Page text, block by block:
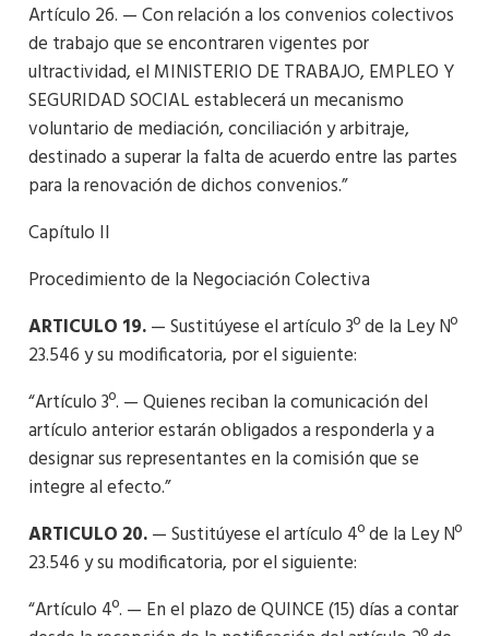
Artículo 26. — Con relación a los convenios colectivos
de trabajo que se encontraren vigentes por
ultractividad, el MINISTERIO DE TRABAJO, EMPLEO Y
SEGURIDAD SOCIAL establecerá un mecanismo
voluntario de mediación, conciliación y arbitraje,
destinado a superar la falta de acuerdo entre las partes
para la renovación de dichos convenios.”
Capítulo II
Procedimiento de la Negociación Colectiva
ARTICULO 19.— Sustitúyese el artículo 3º de la Ley Nº
23.546 y su modificatoria, por el siguiente:
“Artículo 3º. — Quienes reciban la comunicación del
artículo anterior estarán obligados a responderla y a
designar sus representantes en la comisión que se
integre al efecto.”
ARTICULO 20.— Sustitúyese el artículo 4º de la Ley Nº
23.546 y su modificatoria, por el siguiente:
“Artículo 4º. — En el plazo de QUINCE (15) días a contar